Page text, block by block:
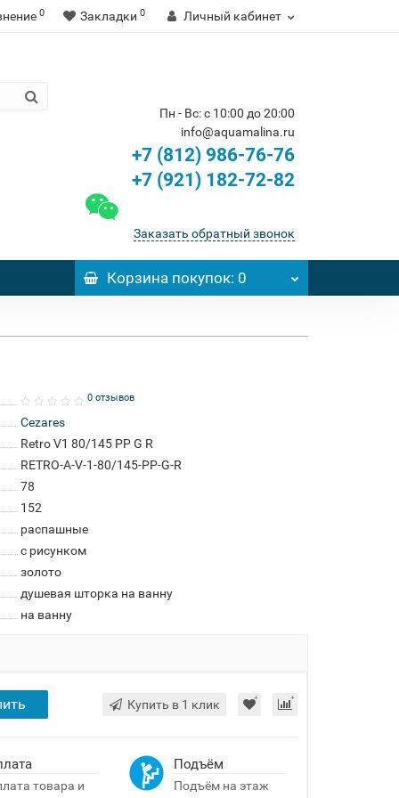
0 Закладки 0 Личный кабинет
Пн - Вс: с 10:00 до 20:00
info@aquamalina.ru
+7 (812) 986-76-76
+7 (921) 182-72-82
Заказать обратный звонок
Корзинапокупок: 0
0 отзывов
Cezares
Retro V1 80/145 PP G R
RETRO-A-V-1-80/145-PP-G-R
78
152
распашные
с рисунком
золото
душевая шторка на ванну
на ванну
Купить в 1 клик
товара и
Подъём
Подъём на этаж